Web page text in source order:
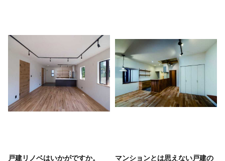
戸建リノベはいかがですか。
マンションとは思えない戸建の